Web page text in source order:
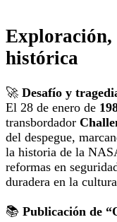
histórica
🚀 Desafío y
El 28 de enero de
transbordador
del despegue,
la historia de la
reformas en
duradera en la
📚 Publicación de